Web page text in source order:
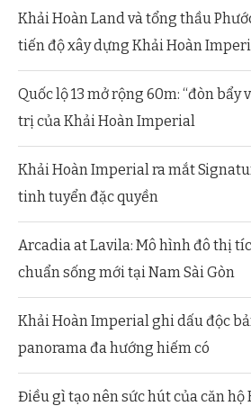
Khải Hoàn Land và tổng thầu
tiến độ xây dựng Khải Hoàn
Quốc lộ 13 mở rộng 60m: “đòn bẩy
trị của Khải Hoàn Imperial
Khải Hoàn Imperial ra mắt
tinh tuyển đặc quyền
Arcadia at Lavila: Mô hình đô thị
chuẩn sống mới tại Nam Sài Gòn
Khải Hoàn Imperial ghi dấu độc
panorama đa hướng hiếm có
Điều gì tạo nên sức hút của căn hộ